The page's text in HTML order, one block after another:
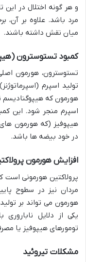
و هر گونه اختلال در
مرد باشد. علاوه بر آن،
میان نقش داشته باشند.
کمبود تستوسترون
تستوسترون، هورمون
تولید اسپرم
هورمون که هیپوگنادیسم
اسپرم منجر شود. این
هیپوفیز (که هورمون
در خود بیضه ها باشد.
افزایش هورمون
پرولاکتین هورمونی است
مردان نیز در سطوح
هورمون می تواند بر
یکی از دلایل
تومورهای هیپوفیز یا
مشکلات تیروئید